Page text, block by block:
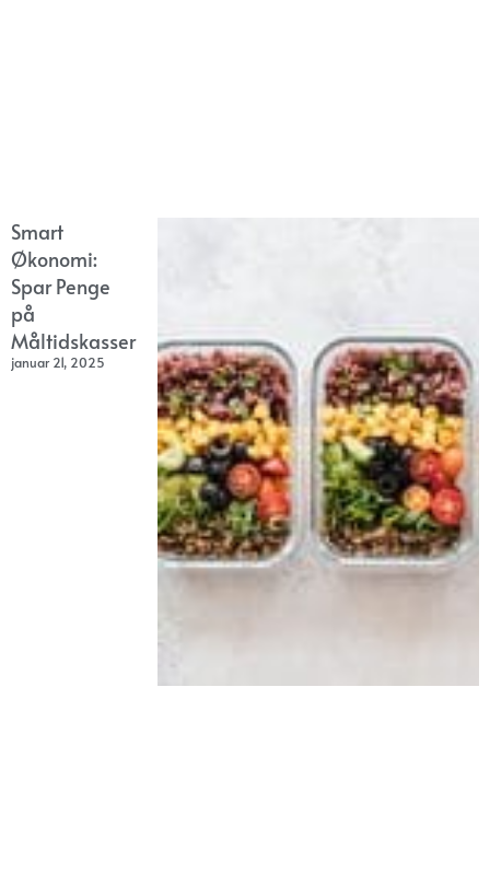
Smart
Økonomi:
Spar Penge
på
Måltidskasser
januar 21, 2025